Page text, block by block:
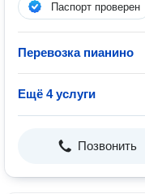
Паспорт проверен
Перевозка пианино
Ещё 4 услуги
Позвонить